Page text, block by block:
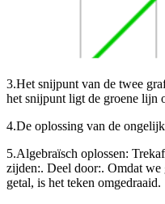
3.Het snijpunt van de twee
het snijpunt ligt de groene lijn
4.De oplossing van de
5.Algebraïsch oplossen: Trek
zijden:. Deel door:. Omdat we
getal, is het teken omgedraaid.